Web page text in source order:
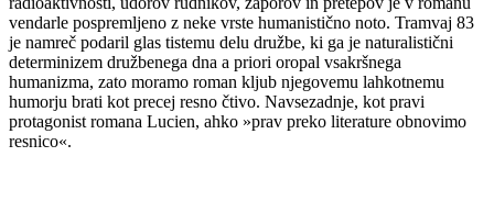
vendarle pospremljeno z neke vrste humanistično noto. Tramvaj 83
je namreč podaril glas tistemu delu družbe, ki ga je naturalistični
determinizem družbenega dna a priori oropal vsakršnega
humanizma, zato moramo roman kljub njegovemu lahkotnemu
humorju brati kot precej resno čtivo. Navsezadnje, kot pravi
protagonist romana Lucien, ahko »prav preko literature obnovimo
resnico«.